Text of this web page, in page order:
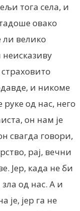
тога села, и
овако
ли велико
и никоме
од нас, него
он нам је
свагда говори,
рај, вечни
Јер, када не би
од нас. А и
јер га не